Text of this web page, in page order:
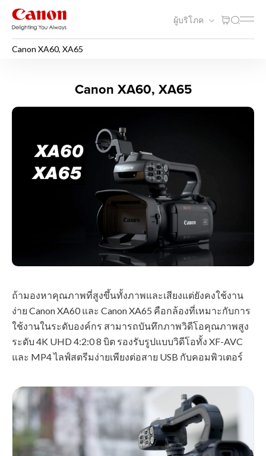
ผู้บริโภค
Canon XA60, XA65
Canon XA60, XA65
Canon XA60, XA65
ถ้ามองหาคุณภาพที่สูงขึ้นทั้งภาพและเสียงแต่ยังคงใช้งาน
ง่าย Canon XA60 และ Canon XA65 คือกล้องที่เหมาะกับการ
ใช้งานในระดับองค์กร สามารถบันทึกภาพวิดีโอคุณภาพสูง
ระดับ 4K UHD 4:2:0 8 บิต รองรับรูปแบบวิดีโอทั้ง XF-AVC
และ MP4 ไลฟ์สตรีมง่ายเพียงต่อสาย USB กับคอมพิวเตอร์